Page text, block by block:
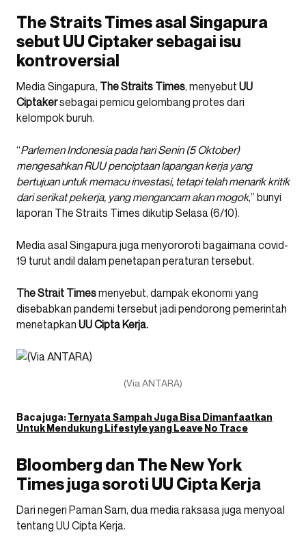
The Straits Times asal Singapura
sebut UU Ciptaker sebagai isu
kontroversial
Media Singapura, The Straits Times, menyebut UU
Ciptakersebagai pemicu gelombang protes dari
kelompok buruh.
“Parlemen Indonesia pada hari Senin (5 Oktober)
mengesahkan RUU penciptaan lapangan kerja yang
bertujuan untuk memacu investasi, tetapi telah menarik kritik
dari serikat pekerja, yang mengancam akan mogok,” bunyi
laporan The Straits Times dikutip Selasa (6/10).
Media asal Singapura juga menyororoti bagaimana covid-
19 turut andil dalam penetapan peraturan tersebut.
The Strait Timesmenyebut, dampak ekonomi yang
disebabkan pandemi tersebut jadi pendorong pemerintah
menetapkan UU Cipta Kerja.
(Via ANTARA)
Baca juga:Ternyata Sampah Juga Bisa Dimanfaatkan
Untuk Mendukung Lifestyle yang Leave No Trace
Bloomberg dan The New York
Times juga soroti UU Cipta Kerja
Dari negeri Paman Sam, dua media raksasa juga menyoal
tentang UU Cipta Kerja.